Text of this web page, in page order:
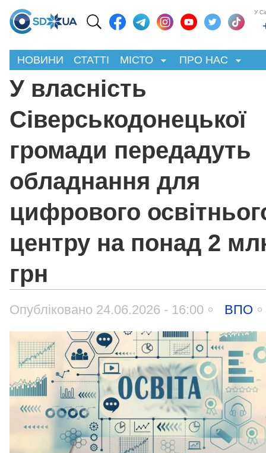
У
НОВИНИ СТАТТІ МІСТО ПРО НАС
У власність
Сіверськодонецької
громади передадуть
обладнання для
цифрового
центру на понад 2
грн
Опубліковано 24.06.2026 - 16:00 ВПО